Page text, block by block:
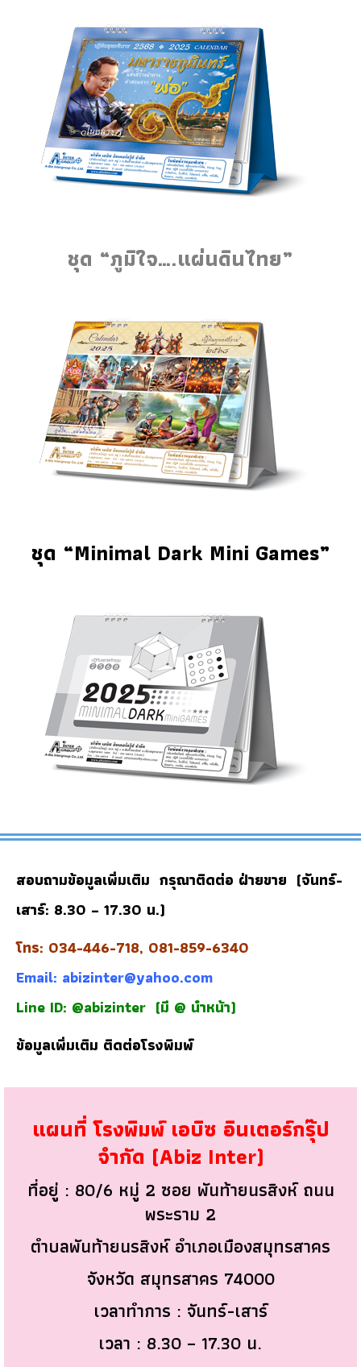
ชุด “ภูมิใจ….แผ่นดินไทย”
ชุด “Minimal Dark Mini Games”
สอบถามข้อมูลเพิ่มเติม กรุณาติดต่อ ฝ่ายขาย (จันทร์-
เสาร์: 8.30 – 17.30 น.)
โทร: 034-446-718, 081-859-6340
Email: abizinter@yahoo.com
Line ID: @abizinter (มี @ นำหน้า)
ข้อมูลเพิ่มเติม ติดต่อโรงพิมพ์
แผนที่ โรงพิมพ์ เอบิซ อินเตอร์กรุ๊ป
จำกัด (Abiz Inter)
ที่อยู่ : 80/6 หมู่ 2 ซอย พันท้ายนรสิงห์ ถนน
พระราม 2
ตำบลพันท้ายนรสิงห์ อำเภอเมืองสมุทรสาคร
จังหวัด สมุทรสาคร 74000
เวลาทำการ : จันทร์-เสาร์
เวลา : 8.30 – 17.30 น.